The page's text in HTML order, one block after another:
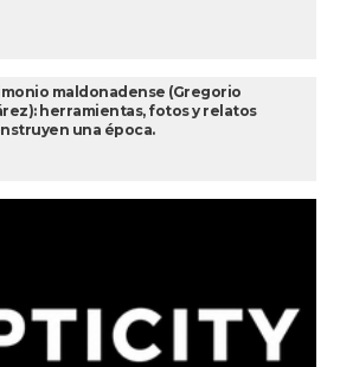
maldonadense (Gregorio
herramientas, fotos y relatos
una época.